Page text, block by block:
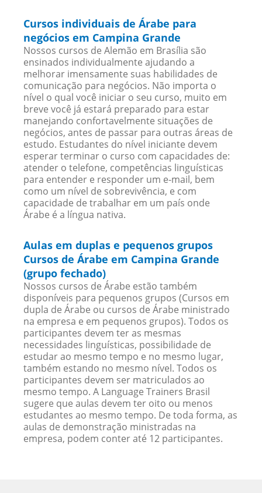
Cursos individuais de Árabe para
negócios em Campina Grande
Nossos cursos de Alemão em Brasília são
ensinados individualmente ajudando a
melhorar imensamente suas habilidades de
comunicação para negócios. Não importa o
nível o qual você iniciar o seu curso, muito em
breve você já estará preparado para estar
manejando confortavelmente situações de
negócios, antes de passar para outras áreas de
estudo. Estudantes do nível iniciante devem
esperar terminar o curso com capacidades de:
atender o telefone, competências linguísticas
para entender e responder um e-mail, bem
como um nível de sobrevivência, e com
capacidade de trabalhar em um país onde
Árabe é a língua nativa.
Aulas em duplas e pequenos grupos
Cursos de Árabe em Campina Grande
(grupo fechado)
Nossos cursos de Árabe estão também
disponíveis para pequenos grupos (Cursos em
dupla de Árabe ou cursos de Árabe ministrado
na empresa e em pequenos grupos). Todos os
participantes devem ter as mesmas
necessidades linguísticas, possibilidade de
estudar ao mesmo tempo e no mesmo lugar,
também estando no mesmo nível. Todos os
participantes devem ser matriculados ao
mesmo tempo. A Language Trainers Brasil
sugere que aulas devem ter oito ou menos
estudantes ao mesmo tempo. De toda forma, as
aulas de demonstração ministradas na
empresa, podem conter até 12 participantes.